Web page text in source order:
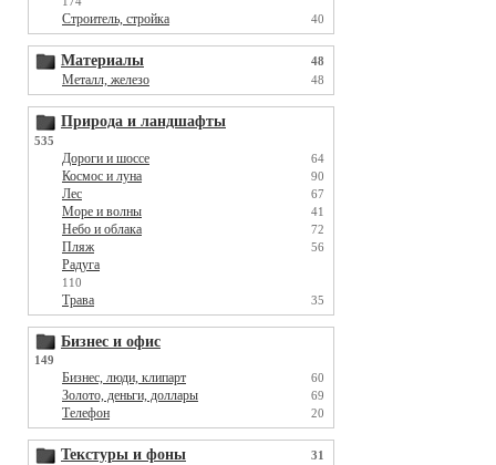
Строитель, стройка 40
Материалы 48
Металл, железо 48
Природа и ландшафты
535
Дороги и шоссе 64
Космос и луна 90
Лес 67
Море и волны 41
Небо и облака 72
Пляж 56
Радуга
110
Трава 35
Бизнес и офис
149
Бизнес, люди, клипарт 60
Золото, деньги, доллары 69
Телефон 20
Текстуры и фоны 31